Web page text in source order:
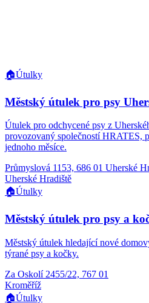
🏠Útulky
Městský útulek pro psy
Útulek pro odchycené psy z
provozovaný společností HRATES,
jednoho měsíce.
Průmyslová 1153, 686 01 Uherské
Uherské Hradiště
🏠Útulky
Městský útulek pro psy a
Městský útulek hledající nové
týrané psy a kočky.
Za Oskolí 2455/22, 767 01
Kroměříž
🏠Útulky